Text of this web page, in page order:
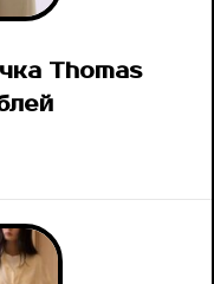
Thomas